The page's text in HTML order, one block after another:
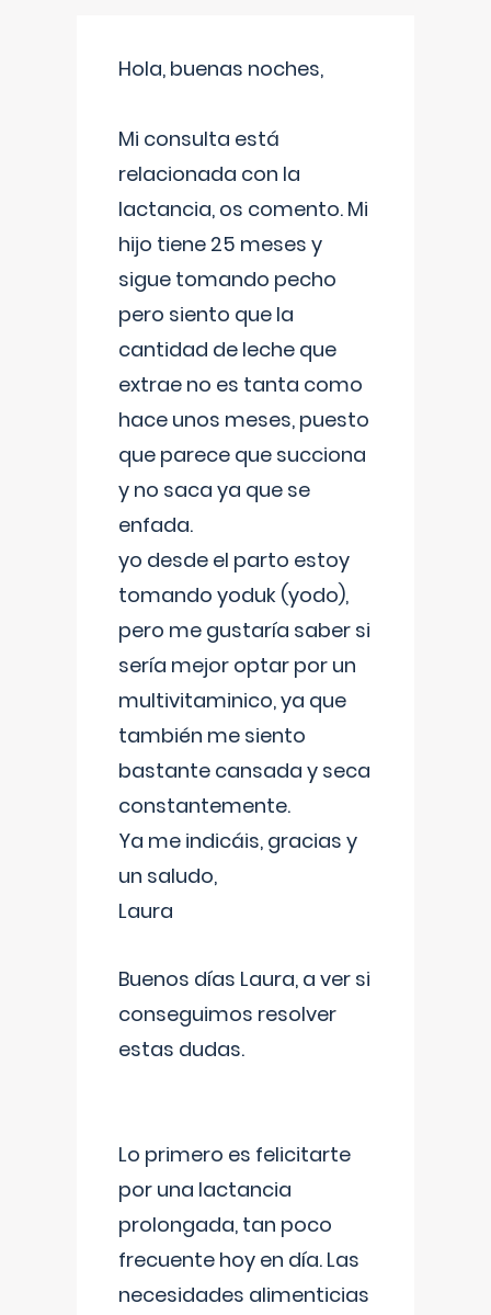
Hola, buenas noches,
Mi consulta está
relacionada con la
lactancia, os comento. Mi
hijo tiene 25 meses y
sigue tomando pecho
pero siento que la
cantidad de leche que
extrae no es tanta como
hace unos meses, puesto
que parece que succiona
y no saca ya que se
enfada.
yo desde el parto estoy
tomando yoduk (yodo),
pero me gustaría saber si
sería mejor optar por un
multivitaminico, ya que
también me siento
bastante cansada y seca
constantemente.
Ya me indicáis, gracias y
un saludo,
Laura
Buenos días Laura, a ver si
conseguimos resolver
estas dudas.
Lo primero es felicitarte
por una lactancia
prolongada, tan poco
frecuente hoy en día. Las
necesidades alimenticias